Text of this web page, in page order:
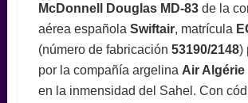
McDonnell Douglas MD-83de la
aérea española Swiftair, matrícula
(número de fabricación 53190/2148)
por la compañía argelina Air Algérie
en la inmensidad del Sahel. Con